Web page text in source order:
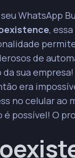
um novo
permitindo
e agendamentos.
com o cliente,
volume maior de
(como WiiChat) ao
garantindo a
WhatsApp
,
de
sua empresa!
era
no celular ao
possível! O